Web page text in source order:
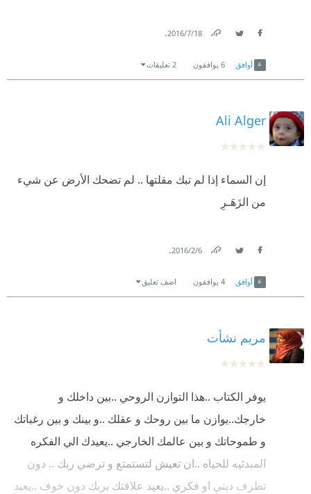
18‏/7‏/2016
.
أوافق 6 يوافقون 2 تعليقات
Ali Alger
إن السماء إذا لم تبك مقلتها .. لم تضحك الأرض عن شيء
من الزَهَـرِ
6‏/2‏/2016
.
أوافق 4 يوافقون اضف تعليق
مريم نشأت
يوفر الكتاب ..هذا التوازن الروحي ..بين داخلك و
خارجك..يوازن ما بين روحك و عقلك ..و بينك و بين رغباتك
و طموحاتك و بين عالمك الخارجي ..يعيدك الي الفكره
المبدئيه للحياه ..ان تعيش لتستمتع و ترضي ربك .. دون
تطرف ديني او فكري ..يعيد علاقتك بربك دون خوف ..يعيد